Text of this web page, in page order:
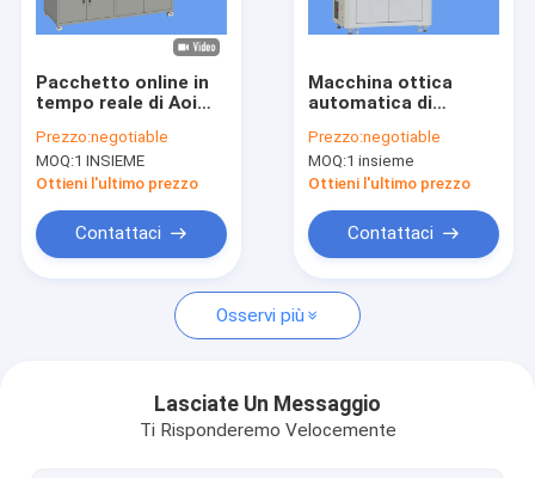
Giro della fabbrica
Notizie
Richieda una citazione
Macchina per l'ispezione delle bottiglie
Macchina per l'ispezione della preforma
Pacchetto online in
tempo reale di Aoi
For Box che stampa
rilevazione
Prezzo:negotiable
MOQ:1 INSIEME
Ottieni l'ultimo prezzo
Contattaci
Macchina ottica
automatica di
rilevazione di difetto
superficiale del
prodotto
Prezzo:negotiable
MOQ:1 insieme
Ottieni l'ultimo prezzo
Contattaci
Osservi più
Lasciate Un Messaggio
Ti Risponderemo Velocemente